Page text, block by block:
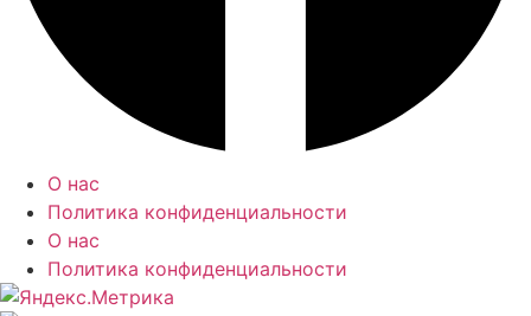
О нас
Политика конфиденциальности
О нас
Политика конфиденциальности